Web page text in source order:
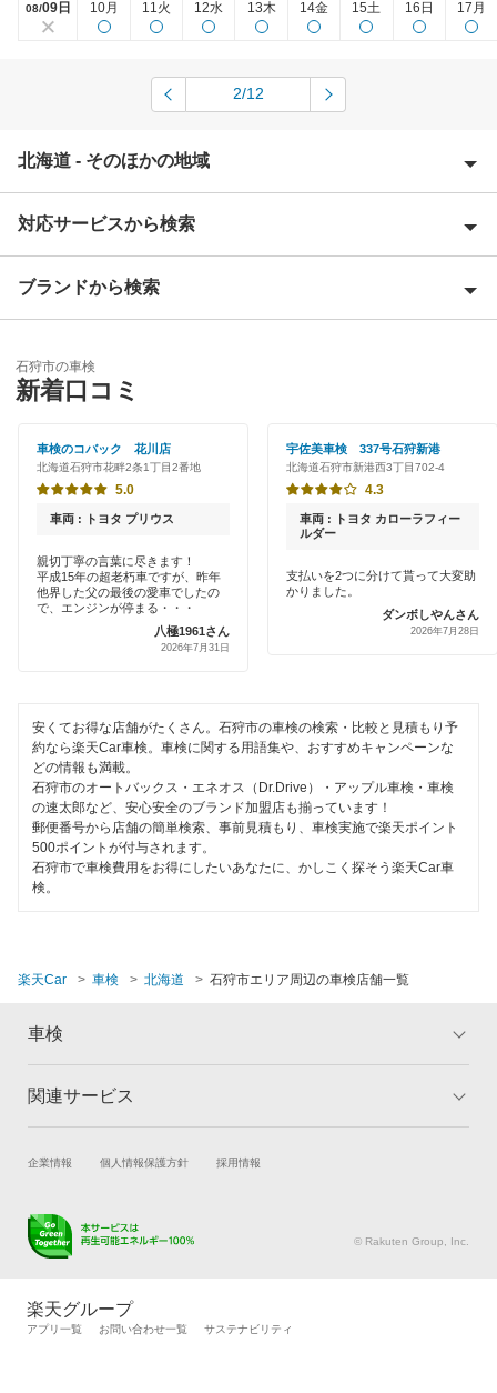
08/09日 10月 11火 12水 13木 14金 15土 16日 17月
2/12
北海道 - そのほかの地域
赤平市
旭川市
芦別市
網走郡
網走市
虻田郡
岩内郡
歌志内市
雨竜郡
恵庭市
江別市
河東郡
樺戸郡
上川郡清水町
上川郡鷹栖町
対応サービスから検索
Award 受賞店
特典あり
クレジットカードOK
土日祝OK
代車あり
引取り・納車あり
EV車OK
120分以内の車検
1日車検
夜間受付
1級整備士在籍
ブランドから検索
アップル車検
オートバックス
出光リテール車検
アイックス車検
石狩市の車検
新着口コミ
車検のコバック 花川店
北海道石狩市花畔2条1丁目2番地
5.0
車両 : トヨタ プリウス
親切丁寧の言葉に尽きます！
平成15年の超老朽車ですが、昨年
他界した父の最後の愛車でしたの
で、エンジンが停まる・・・
八極1961さん
2026年7月31日
宇佐美車検 337号石狩新港
北海道石狩市新港西3丁目702-4
4.3
車両 : トヨタ カローラフィー
ルダー
支払いを2つに分けて貰って大変助
かりました。
ダンボしやんさん
2026年7月28日
安くてお得な店舗がたくさん。石狩市の車検の検索・比較と見積もり予
約なら楽天Car車検。車検に関する用語集や、おすすめキャンペーンな
どの情報も満載。
石狩市のオートバックス・エネオス（Dr.Drive）・アップル車検・車検
の速太郎など、安心安全のブランド加盟店も揃っています！
郵便番号から店舗の簡単検索、事前見積もり、車検実施で楽天ポイント
500ポイントが付与されます。
石狩市で車検費用をお得にしたいあなたに、かしこく探そう楽天Car車
検。
楽天Car 車検 北海道 石狩市エリア周辺の車検店舗一覧
車検
トップ
車検の基礎知識 キャンペーン一覧
関連サービス
試乗・商談 新車購入
キズ修理予約
メンテナンス管理
タイヤ交換サービス
自動車カタログ 自動車保険
企業情報 個人情報保護方針 採用情報
© Rakuten Group, Inc.
楽天グループ
アプリ一覧 お問い合わせ一覧 サステナビリティ